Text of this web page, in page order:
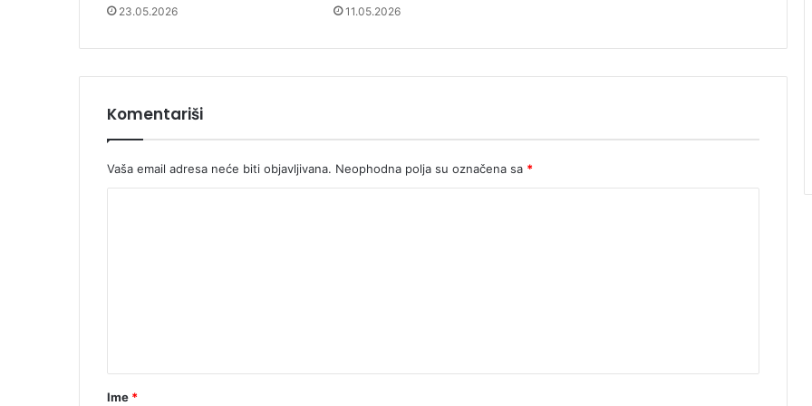
23.05.2026 11.05.2026
Komentariši
Vaša email adresa neće biti objavljivana. Neophodna polja su označena sa *
r
Ime *